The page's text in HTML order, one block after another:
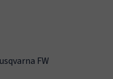
FW